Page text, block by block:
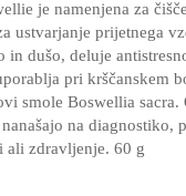
je namenjena za
ustvarjanje prijetnega
in dušo, deluje
pri krščanskem
smole Boswellia sacra.
na diagnostiko,
ali zdravljenje. 60 g